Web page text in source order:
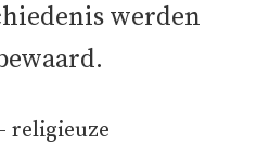
werden
religieuze